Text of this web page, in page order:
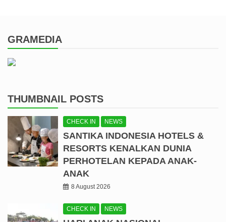
GRAMEDIA
THUMBNAIL POSTS
CHECK IN NEWS
SANTIKA INDONESIA HOTELS &
RESORTS KENALKAN DUNIA
PERHOTELAN KEPADA ANAK-
ANAK
8 August 2026
CHECK IN NEWS